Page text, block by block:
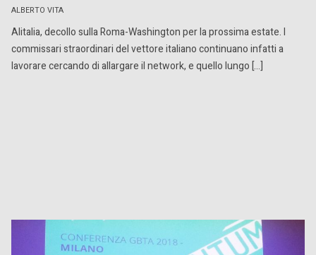
ALBERTO VITA
Alitalia, decollo sulla Roma-Washington per la prossima estate. I
commissari straordinari del vettore italiano continuano infatti a
lavorare cercando di allargare il network, e quello lungo […]